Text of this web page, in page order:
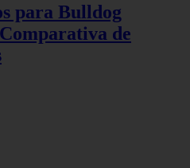
para Bulldog
de